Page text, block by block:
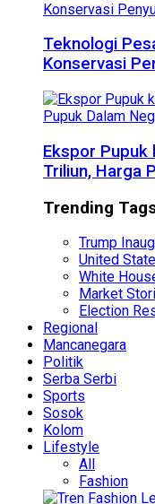
Teknologi
Konservasi
Ekspor Pupuk
Triliun, Harga
Trending
Trump
United
White
Market
Election
Regional
Mancanegara
Politik
Serba Serbi
Sports
Sosok
Kolom
Lifestyle
All
Fashion